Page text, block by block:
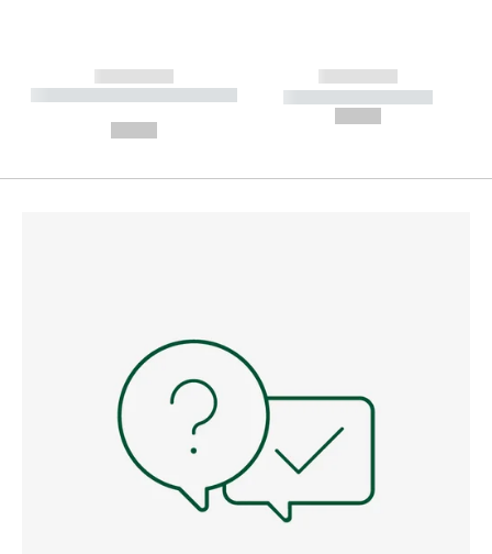
------------
----------- ----------- --------
------------
----------- -----------